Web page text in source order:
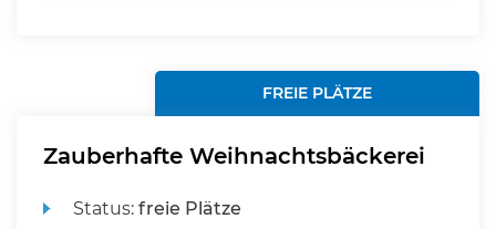
FREIE PLÄTZE
Zauberhafte Weihnachtsbäckerei
Status:freie Plätze